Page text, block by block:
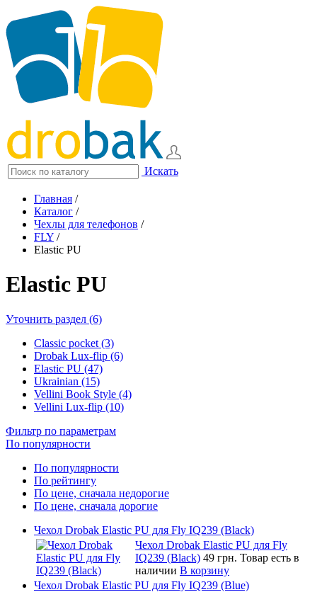
Искать
Главная /
Каталог /
Чехлы для телефонов /
FLY /
Elastic PU
Elastic PU
Уточнить раздел (6)
Classic pocket (3)
Drobak Lux-flip (6)
Elastic PU (47)
Ukrainian (15)
Vellini Book Style (4)
Vellini Lux-flip (10)
Фильтр по параметрам
По популярности
По популярности
По рейтингу
По цене, сначала недорогие
По цене, сначала дорогие
Чехол Drobak Elastic PU для Fly IQ239 (Black)
Чехол Drobak Elastic PU для Fly
IQ239 (Black) 49 грн. Товар есть в
наличии В корзину
Чехол Drobak Elastic PU для Fly IQ239 (Blue)